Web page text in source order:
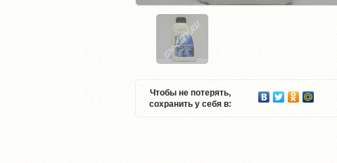
Чтобы не потерять,
сохранить у себя в: